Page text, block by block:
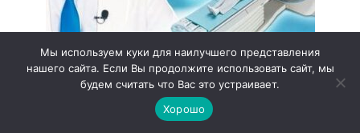
МРТ с зубными имплантатами
При необходимости проведения
диагностических процедур
Мы используем куки для наилучшего представления
нашего сайта. Если Вы продолжите использовать сайт, мы
будем считать что Вас это устраивает.
Хорошо